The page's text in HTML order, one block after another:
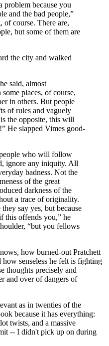
problem because you
and the bad people,”
of course. There are,
but some of them are
the city and walked
said, almost
places, of course,
in others. But people
of rules and vaguely
the opposite, this will
He slapped Vimes good-
who will follow
ignore any iniquity. All
badness. Not the
of the great
darkness of the
a trace of originality.
say yes, but because
this offends you,” he
“but you fellows
how burned-out Pratchett
senseless he felt is fighting
thoughts precisely and
and over of dangers of
as in twenties of the
because it has everything:
twists, and a massive
-- I didn't pick up on during